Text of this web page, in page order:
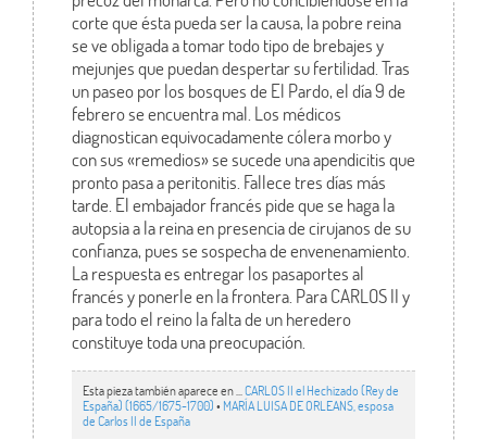
corte que ésta pueda ser la causa, la pobre reina
se ve obligada a tomar todo tipo de brebajes y
mejunjes que puedan despertar su fertilidad. Tras
un paseo por los bosques de El Pardo, el día 9 de
febrero se encuentra mal. Los médicos
diagnostican equivocadamente cólera morbo y
con sus «remedios» se sucede una apendicitis que
pronto pasa a peritonitis. Fallece tres días más
tarde. El embajador francés pide que se haga la
autopsia a la reina en presencia de cirujanos de su
confianza, pues se sospecha de envenenamiento.
La respuesta es entregar los pasaportes al
francés y ponerle en la frontera. Para CARLOS II y
para todo el reino la falta de un heredero
constituye toda una preocupación.
Esta pieza también aparece en ... CARLOS II el Hechizado (Rey de
España) (1665/1675-1700)• MARÍA LUISA DE ORLEANS, esposa
de Carlos II de España